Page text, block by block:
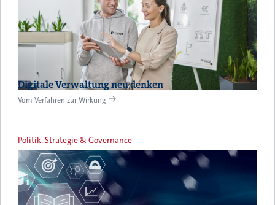
Digitale Verwaltung neu denken
Vom Verfahren zur Wirkung
Politik, Strategie & Governance